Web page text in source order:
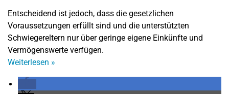
Entscheidend ist jedoch, dass die gesetzlichen
Voraussetzungen erfüllt sind und die unterstützten
Schwiegereltern nur über geringe eigene Einkünfte und
Vermögenswerte verfügen.
Weiterlesen »